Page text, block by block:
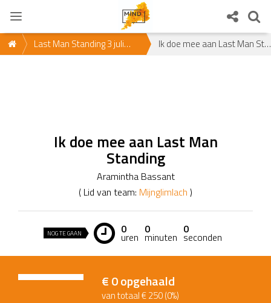
Last Man Standing 3 juli
Ik doe mee aan Last Man Standing
Ik doe mee aan Last Man
Standing
Aramintha Bassant
( Lid van team: Mijnglimlach )
NOG TE GAAN 0
uren
0
minuten
0
seconden
€ 0opgehaald
van totaal € 250 (0%)